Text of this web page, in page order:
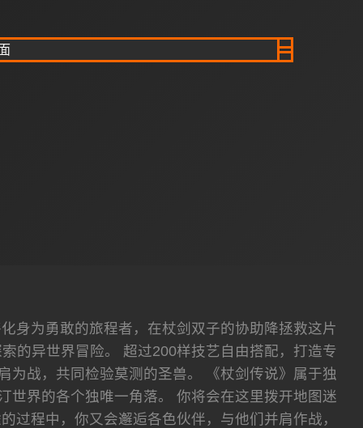
身为勇敢的旅程者，在杖剑双子的协助降拯救这片
的异世界冒险。 超过200样技艺自由搭配，打造专
为战，共同检验莫测的圣兽。 《杖剑传说》属于独
世界的各个独唯一角落。 你将会在这里拨开地图迷
过程中，你又会邂逅各色伙伴，与他们并肩作战，